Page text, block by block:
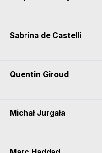
Sabrina de Castelli
Quentin Giroud
Michał Jurgała